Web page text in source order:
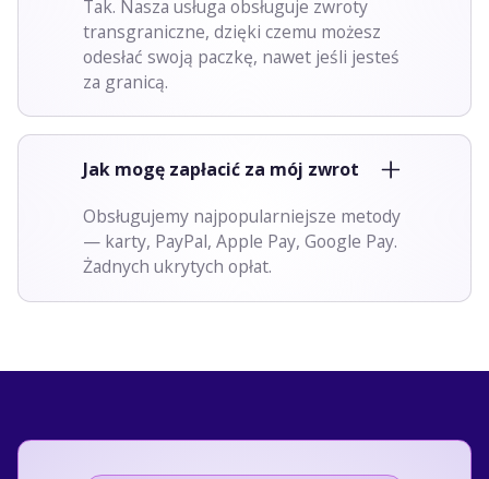
Tak. Nasza usługa obsługuje zwroty
transgraniczne, dzięki czemu możesz
odesłać swoją paczkę, nawet jeśli jesteś
za granicą.
Jak mogę zapłacić za mój zwrot
Obsługujemy najpopularniejsze metody
— karty, PayPal, Apple Pay, Google Pay.
Żadnych ukrytych opłat.